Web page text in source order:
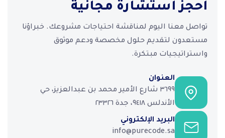
احجز استشارة مجانية
تواصل معنا اليوم لمناقشة احتياجات مشروعك. خبراؤنا
مستعدون لتقديم حلول مخصصة ودعم موثوق
واستراتيجيات مبتكرة.
العنوان
٣٦٩٩ شارع الأمير محمد بن عبدالعزيز، حي
الأندلس ٩٤١٨، جدة ٢٣٣٢٦
البريد الإلكتروني
info@purecode.sa